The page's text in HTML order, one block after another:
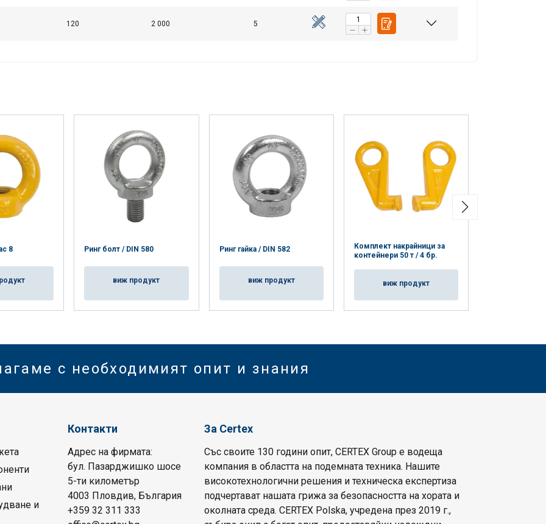
120 2 000 5
8 Ринг болт / DIN 580
виж продукт
Ринг гайка / DIN 582
виж продукт
Комплект накрайници за
контейнери 50 т / 4 бр.
виж продукт
с необходимият опит и знания
и
Контакти
Адрес на фирмата:
бул. Пазарджишко шосе
5-ти километър
4003 Пловдив, България
+359 32 311 333
За Certex
Със своите 130 години опит, CERTEX Group е водеща
компания в областта на подемната техника. Нашите
високотехнологични решения и техническа експертиза
подчертават нашата грижа за безопасността на хората и
околната среда. CERTEX Polska, учредена през 2019 г.,